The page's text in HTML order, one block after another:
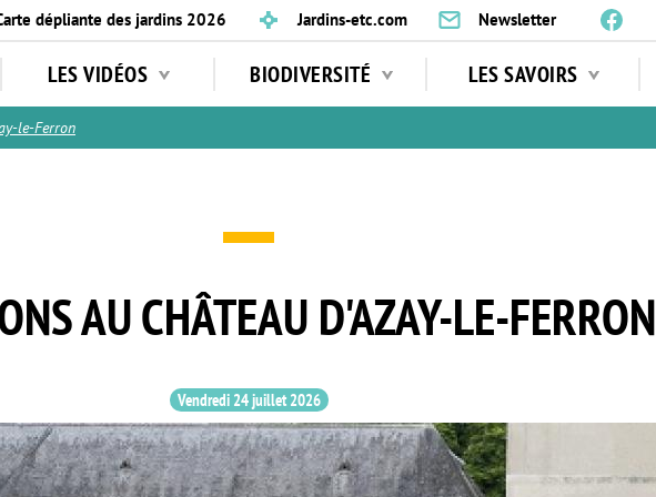
dépliante des jardins 2026 Jardins-etc.com Newsletter
LES VIDÉOS BIODIVERSITÉ LES SAVOIRS
le-Ferron
AU CHÂTEAU D'AZAY-LE-FERRON
Vendredi 24 juillet 2026